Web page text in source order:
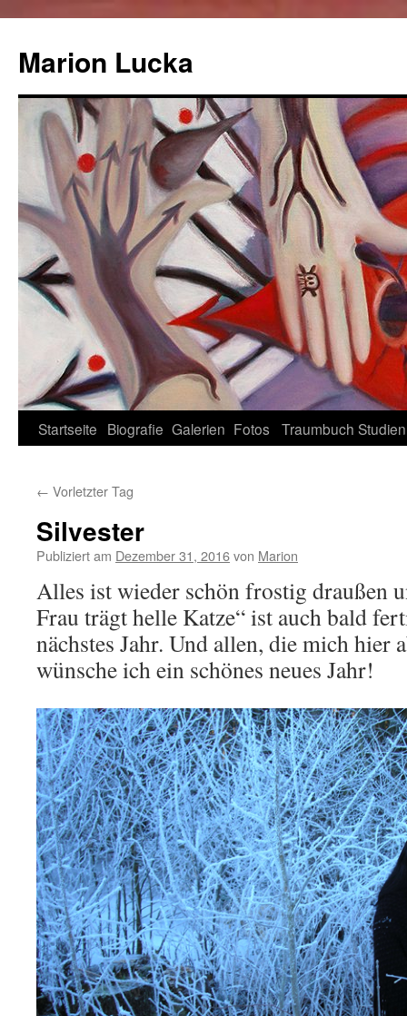
Marion Lucka
Zum
springen
Startseite Biografie Galerien Fotos Traumbuch Studien
← Vorletzter Tag
Silvester
Publiziert am Dezember 31, 2016von Marion
Alles ist wieder schön frostig draußen
Frau trägt helle Katze“ ist auch bald
nächstes Jahr. Und allen, die mich hier
wünsche ich ein schönes neues Jahr!